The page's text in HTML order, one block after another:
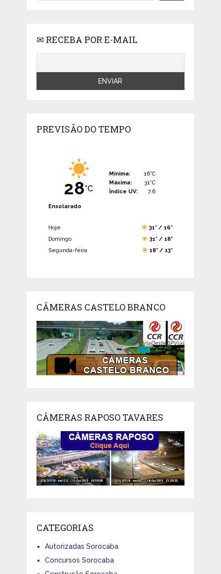
✉ RECEBA POR E-MAIL
PREVISÃO DO TEMPO
28°C
Mínima:
16°C
Máxima:
31°C
Índice UV:
7.6
Ensolarado
Hoje
31° / 16°
Domingo
31° / 18°
Segunda-feira
18° / 13°
CÂMERAS CASTELO BRANCO
CÂMERAS RAPOSO TAVARES
CATEGORIAS
Autorizadas Sorocaba
Concursos Sorocaba